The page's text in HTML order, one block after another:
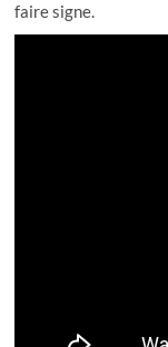
faire signe.